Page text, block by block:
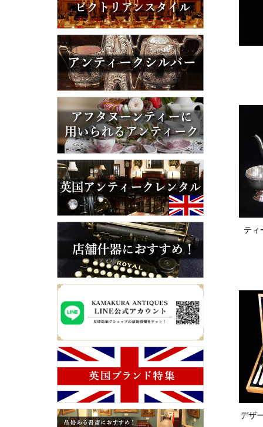
ティ
デザ